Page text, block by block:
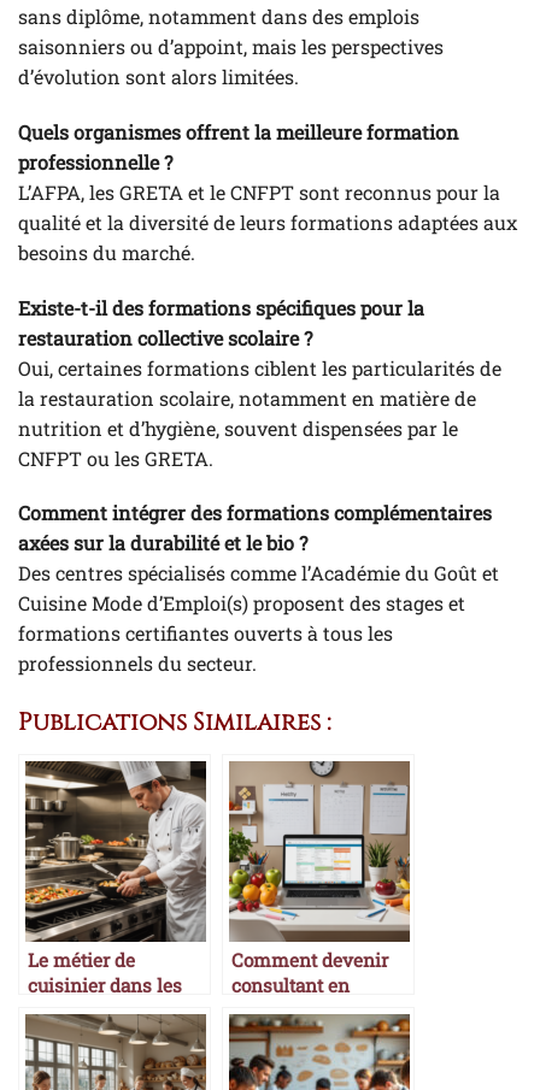
sans diplôme, notamment dans des emplois
saisonniers ou d’appoint, mais les perspectives
d’évolution sont alors limitées.
Quels organismes offrent la meilleure formation
professionnelle ?
L’AFPA, les GRETA et le CNFPT sont reconnus pour la
qualité et la diversité de leurs formations adaptées aux
besoins du marché.
Existe-t-il des formations spécifiques pour la
restauration collective scolaire ?
Oui, certaines formations ciblent les particularités de
la restauration scolaire, notamment en matière de
nutrition et d’hygiène, souvent dispensées par le
CNFPT ou les GRETA.
Comment intégrer des formations complémentaires
axées sur la durabilité et le bio ?
Des centres spécialisés comme l’Académie du Goût et
Cuisine Mode d’Emploi(s) proposent des stages et
formations certifiantes ouverts à tous les
professionnels du secteur.
Publications Similaires :
Le métier de
cuisinier dans les
palaces
Comment devenir
consultant en
nutrition